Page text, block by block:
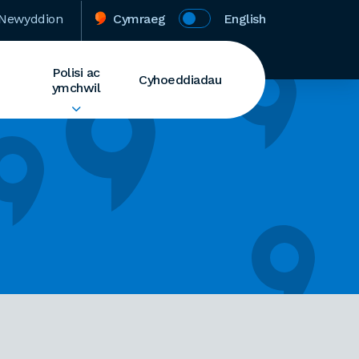
Cymraeg English
Polisi ac
ymchwil
Cyhoeddiadau